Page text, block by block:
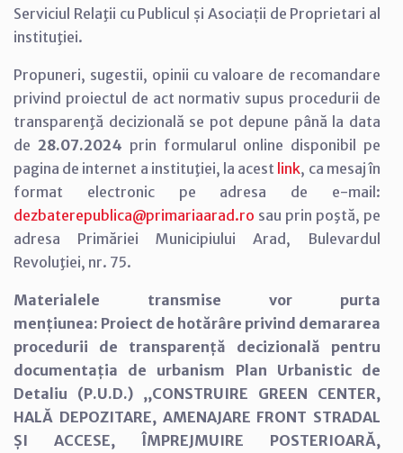
Serviciul Relaţii cu Publicul și Asociații de Proprietari al
instituţiei.
Propuneri, sugestii, opinii cu valoare de recomandare
privind proiectul de act normativ supus procedurii de
transparenţă decizională se pot depune până la data
de 28.07.2024 prin formularul online disponibil pe
pagina de internet a instituţiei, la acest link, ca mesaj în
format electronic pe adresa de e-mail:
dezbaterepublica@primariaarad.ro sau prin poştă, pe
adresa Primăriei Municipiului Arad, Bulevardul
Revoluţiei, nr. 75.
Materialele transmise vor purta
mențiunea: Proiect de hotărâre privind demararea
procedurii de transparență decizională pentru
documentația de urbanism Plan Urbanistic de
Detaliu (P.U.D.) ,,CONSTRUIRE GREEN CENTER,
HALĂ DEPOZITARE, AMENAJARE FRONT STRADAL
ȘI ACCESE, ÎMPREJMUIRE POSTERIOARĂ,